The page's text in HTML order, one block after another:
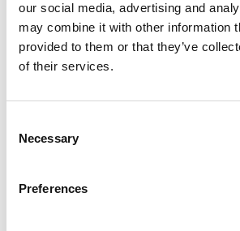
our social media, advertising and
may combine it with other information
provided to them or that they’ve
of their services.
Selection
Necessary
Preferences
Зручність платежів на Wix:
допомагає вашому бізнесу
Нові можливості від Tranzzo